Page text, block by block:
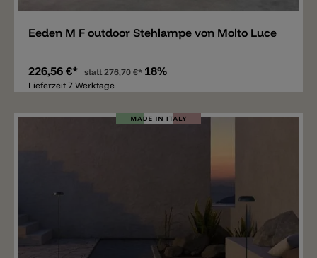
Eeden M F outdoor Stehlampe von Molto Luce
226,56 €* statt276,70 €* 18%
Lieferzeit 7 Werktage